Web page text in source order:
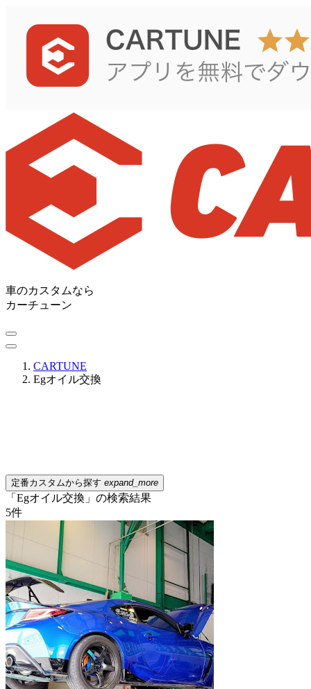
車のカスタムなら
カーチューン
CARTUNE
Egオイル交換
定番カスタムから探す expand_more
「Egオイル交換」の検索結果
5件